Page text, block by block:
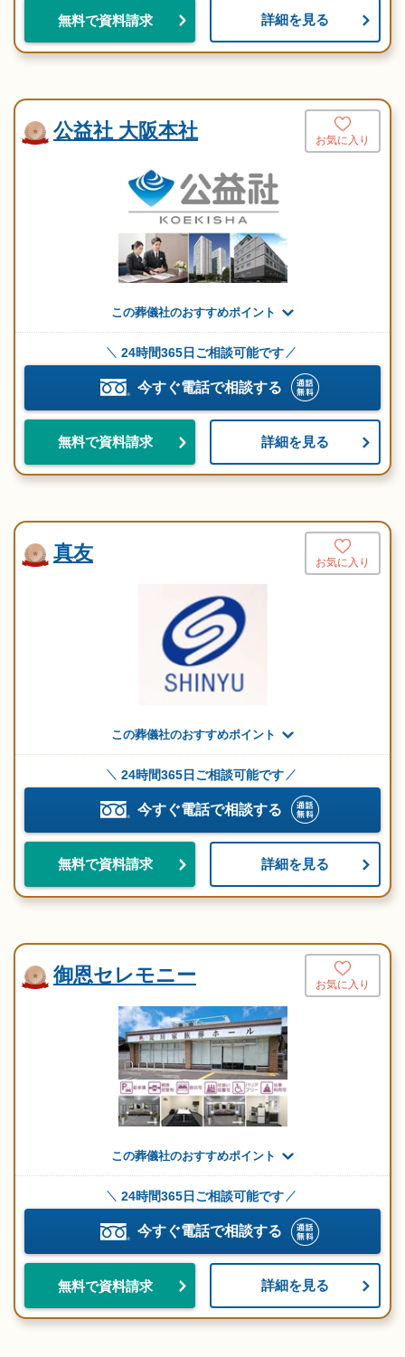
無料で資料請求 詳細を見る
公益社 大阪本社 お気に入り
この葬儀社のおすすめポイント
24時間365日ご相談可能です
今すぐ電話で相談する
無料で資料請求 詳細を見る
真友 お気に入り
この葬儀社のおすすめポイント
24時間365日ご相談可能です
今すぐ電話で相談する
無料で資料請求 詳細を見る
御恩セレモニー お気に入り
この葬儀社のおすすめポイント
24時間365日ご相談可能です
今すぐ電話で相談する
無料で資料請求 詳細を見る